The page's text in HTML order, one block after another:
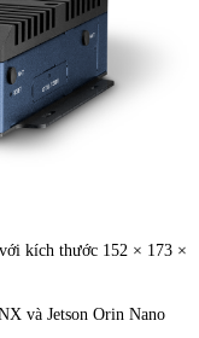
kích thước 152 × 173 ×
và Jetson Orin Nano